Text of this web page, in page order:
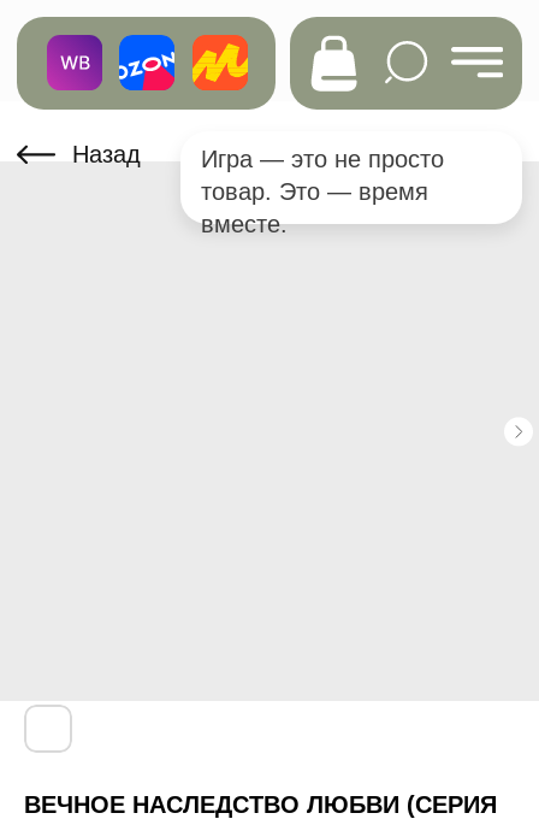
Назад
Игра — это не просто
вместе.
ВЕЧНОЕ НАСЛЕДСТВО ЛЮБВИ (СЕРИЯ